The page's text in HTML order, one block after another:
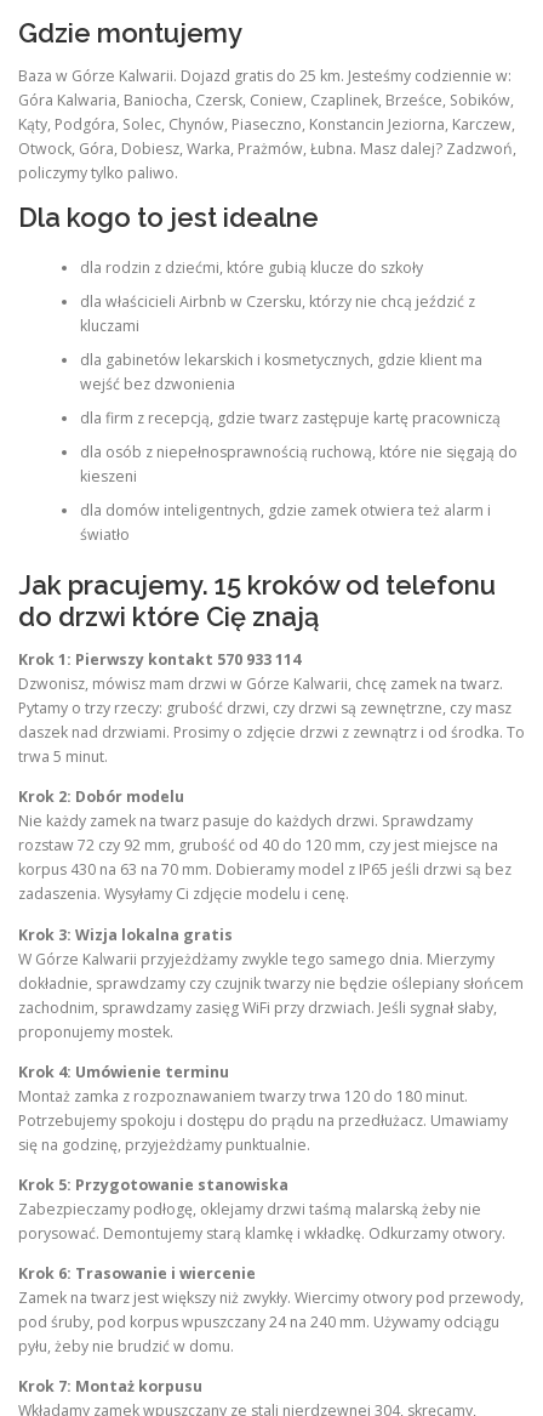
Gdzie montujemy
Baza w Górze Kalwarii. Dojazd gratis do 25 km. Jesteśmy codziennie w:
Góra Kalwaria, Baniocha, Czersk, Coniew, Czaplinek, Brześce, Sobików,
Kąty, Podgóra, Solec, Chynów, Piaseczno, Konstancin Jeziorna, Karczew,
Otwock, Góra, Dobiesz, Warka, Prażmów, Łubna. Masz dalej? Zadzwoń,
policzymy tylko paliwo.
Dla kogo to jest idealne
dla rodzin z dziećmi, które gubią klucze do szkoły
dla właścicieli Airbnb w Czersku, którzy nie chcą jeździć z
kluczami
dla gabinetów lekarskich i kosmetycznych, gdzie klient ma
wejść bez dzwonienia
dla firm z recepcją, gdzie twarz zastępuje kartę pracowniczą
dla osób z niepełnosprawnością ruchową, które nie sięgają do
kieszeni
dla domów inteligentnych, gdzie zamek otwiera też alarm i
światło
Jak pracujemy. 15 kroków od telefonu
do drzwi które Cię znają
Krok 1: Pierwszy kontakt 570 933 114
Dzwonisz, mówisz mam drzwi w Górze Kalwarii, chcę zamek na twarz.
Pytamy o trzy rzeczy: grubość drzwi, czy drzwi są zewnętrzne, czy masz
daszek nad drzwiami. Prosimy o zdjęcie drzwi z zewnątrz i od środka. To
trwa 5 minut.
Krok 2: Dobór modelu
Nie każdy zamek na twarz pasuje do każdych drzwi. Sprawdzamy
rozstaw 72 czy 92 mm, grubość od 40 do 120 mm, czy jest miejsce na
korpus 430 na 63 na 70 mm. Dobieramy model z IP65 jeśli drzwi są bez
zadaszenia. Wysyłamy Ci zdjęcie modelu i cenę.
Krok 3: Wizja lokalna gratis
W Górze Kalwarii przyjeżdżamy zwykle tego samego dnia. Mierzymy
dokładnie, sprawdzamy czy czujnik twarzy nie będzie oślepiany słońcem
zachodnim, sprawdzamy zasięg WiFi przy drzwiach. Jeśli sygnał słaby,
proponujemy mostek.
Krok 4: Umówienie terminu
Montaż zamka z rozpoznawaniem twarzy trwa 120 do 180 minut.
Potrzebujemy spokoju i dostępu do prądu na przedłużacz. Umawiamy
się na godzinę, przyjeżdżamy punktualnie.
Krok 5: Przygotowanie stanowiska
Zabezpieczamy podłogę, oklejamy drzwi taśmą malarską żeby nie
porysować. Demontujemy starą klamkę i wkładkę. Odkurzamy otwory.
Krok 6: Trasowanie i wiercenie
Zamek na twarz jest większy niż zwykły. Wiercimy otwory pod przewody,
pod śruby, pod korpus wpuszczany 24 na 240 mm. Używamy odciągu
pyłu, żeby nie brudzić w domu.
Krok 7: Montaż korpusu
Wkładamy zamek wpuszczany ze stali nierdzewnej 304, skręcamy,